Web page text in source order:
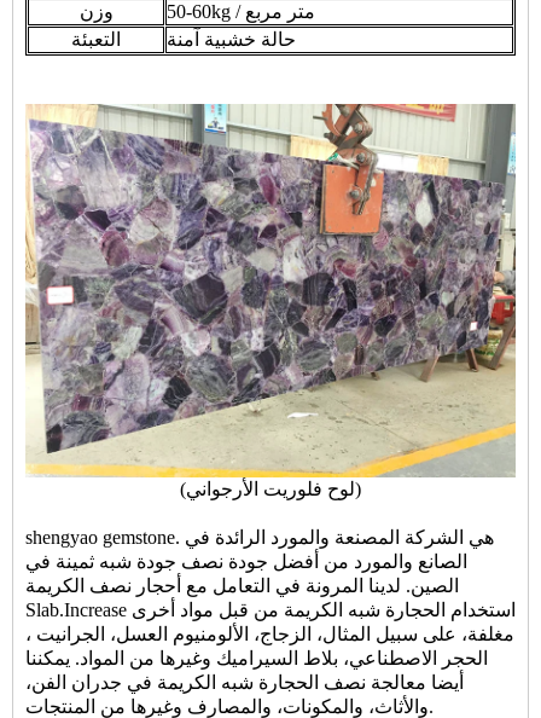
وزن
50-60kg / متر مربع
التعبئة
حالة خشبية آمنة
(لوح فلوريت الأرجواني)
shengyao gemstone.
الصانع والمورد من أفضل جودة نصف جودة شبه ثمينة في
الصين. لدينا المرونة في التعامل مع أحجار نصف الكريمة
Slab.Increase استخدام الحجارة شبه الكريمة من قبل مواد أخرى
مغلفة، على سبيل المثال، الزجاج، الألومنيوم العسل، الجرانيت ،
الحجر الاصطناعي، بلاط السيراميك وغيرها من المواد. يمكننا
أيضا معالجة نصف الحجارة شبه الكريمة في جدران الفن،
والأثاث، والمكونات، والمصارف وغيرها من المنتجات.